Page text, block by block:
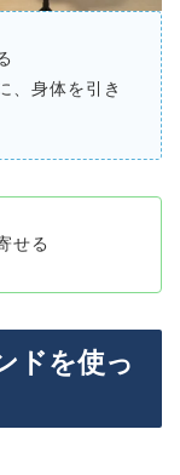
、身体を引き
せる
ドを使っ